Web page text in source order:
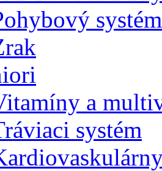
systém
a
systém